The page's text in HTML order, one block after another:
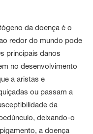
da doença é o
redor do mundo pode
principais danos
no desenvolvimento
a aristas e
ou passam a
da
deixando-o
a doença